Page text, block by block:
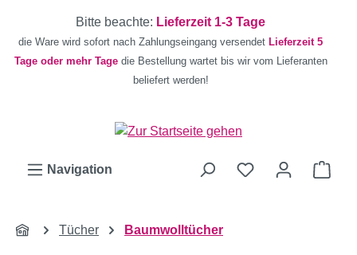
Zum Hauptinhalt springen
Bitte beachte: Lieferzeit 1-3 Tage
die Ware wird sofort nach Zahlungseingang versendet Lieferzeit 5
Tage oder mehr Tage die Bestellung wartet bis wir vom Lieferanten
beliefert werden!
Navigation
Tücher Baumwolltücher